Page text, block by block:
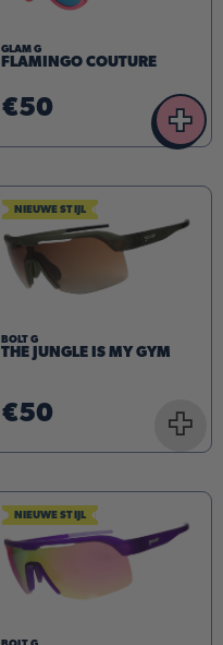
GLAM G
FLAMINGO COUTURE
€50 +
NIEUWE STIJL
BOLT G
THE JUNGLE IS MY GYM
€50 +
NIEUWE STIJL